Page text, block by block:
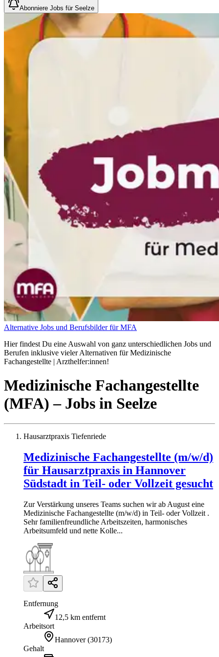
Abonniere Jobs für Seelze
Alternative Jobs und Berufsbilder für MFA
Hier findest Du eine Auswahl von ganz unterschiedlichen Jobs und
Berufen inklusive vieler Alternativen für Medizinische
Fachangestellte | Arzthelfer:innen!
Medizinische Fachangestellte
(MFA) – Jobs in Seelze
Hausarztpraxis Tiefenriede
Medizinische Fachangestellte (m/w/d)
für Hausarztpraxis in Hannover
Südstadt in Teil- oder Vollzeit gesucht
Zur Verstärkung unseres Teams suchen wir ab August eine
Medizinische Fachangestellte (m/w/d) in Teil- oder Vollzeit .
Sehr familienfreundliche Arbeitszeiten, harmonisches
Arbeitsumfeld und nette Kolle...
Entfernung
12,5 km entfernt
Arbeitsort
Hannover (30173)
Gehalt